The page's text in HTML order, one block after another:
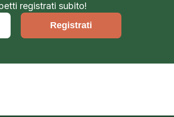
registrati subito!
Registrati